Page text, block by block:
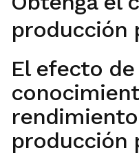
producción
El efecto
producción